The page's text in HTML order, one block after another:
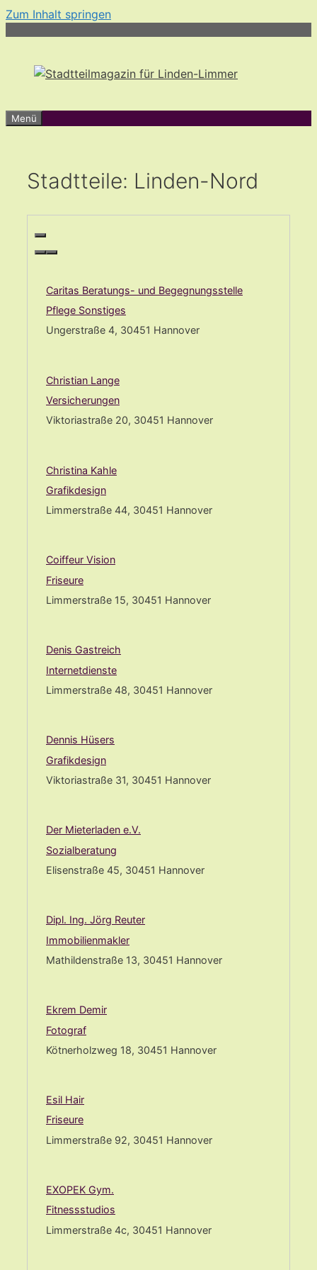
Zum Inhalt springen
Menü
Stadtteile: Linden-Nord
Caritas Beratungs- und Begegnungsstelle
Pflege Sonstiges
Ungerstraße 4, 30451 Hannover
Christian Lange
Versicherungen
Viktoriastraße 20, 30451 Hannover
Christina Kahle
Grafikdesign
Limmerstraße 44, 30451 Hannover
Coiffeur Vision
Friseure
Limmerstraße 15, 30451 Hannover
Denis Gastreich
Internetdienste
Limmerstraße 48, 30451 Hannover
Dennis Hüsers
Grafikdesign
Viktoriastraße 31, 30451 Hannover
Der Mieterladen e.V.
Sozialberatung
Elisenstraße 45, 30451 Hannover
Dipl. Ing. Jörg Reuter
Immobilienmakler
Mathildenstraße 13, 30451 Hannover
Ekrem Demir
Fotograf
Kötnerholzweg 18, 30451 Hannover
Esil Hair
Friseure
Limmerstraße 92, 30451 Hannover
EXOPEK Gym.
Fitnessstudios
Limmerstraße 4c, 30451 Hannover